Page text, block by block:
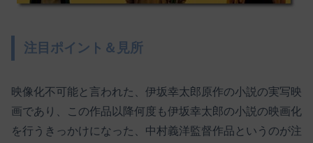
注目ポイント＆見所
映像化不可能と言われた、伊坂幸太郎原作の小説の実写映
画であり、この作品以降何度も伊坂幸太郎の小説の映画化
を行うきっかけになった、中村義洋監督作品というのが注